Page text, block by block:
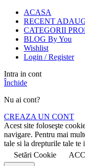
ACASA
RECENT
CATEGORII
BLOG By You
Wishlist
Login / Register
Intra in cont
Închide
Nu ai cont?
CREAZA UN CONT
Acest site foloseşte
navigare. Pentru mai
tale si la drepturile tale te
Setări Cookie